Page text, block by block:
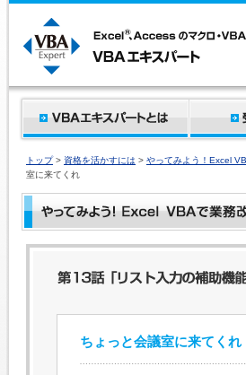
トップ> 資格を活かすには > やってみよう！Excel
室に来てくれ
ちょっと会議室に来てくれ